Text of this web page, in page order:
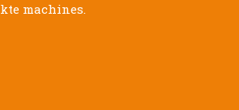
machines.